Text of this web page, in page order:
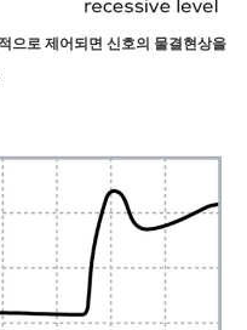
으로 제어되면 신호의 물결현상을